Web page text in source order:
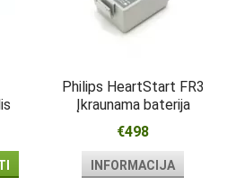
Philips HeartStart FR3
Įkraunama baterija
€498
INFORMACIJA